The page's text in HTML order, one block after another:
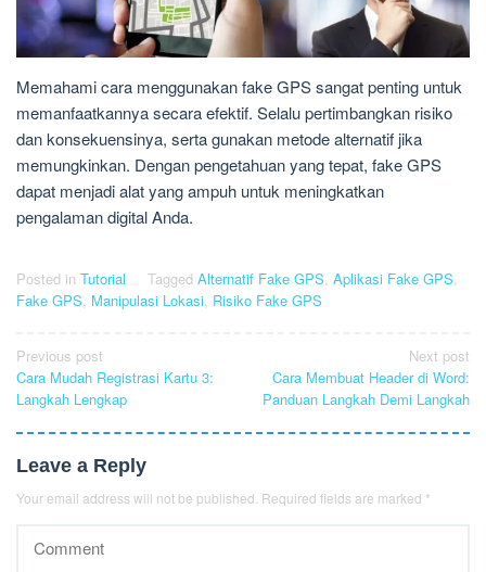
Memahami cara menggunakan fake GPS sangat penting untuk
memanfaatkannya secara efektif. Selalu pertimbangkan risiko
dan konsekuensinya, serta gunakan metode alternatif jika
memungkinkan. Dengan pengetahuan yang tepat, fake GPS
dapat menjadi alat yang ampuh untuk meningkatkan
pengalaman digital Anda.
Posted in Tutorial Tagged Alternatif Fake GPS Aplikasi Fake GPS
Fake GPS Manipulasi Lokasi Risiko Fake GPS
Post
navigation
Previous post
Cara Mudah Registrasi Kartu 3:
Langkah Lengkap
Next post
Cara Membuat Header di Word:
Panduan Langkah Demi Langkah
Leave a Reply
Your email address will not be published. Required fields are marked *